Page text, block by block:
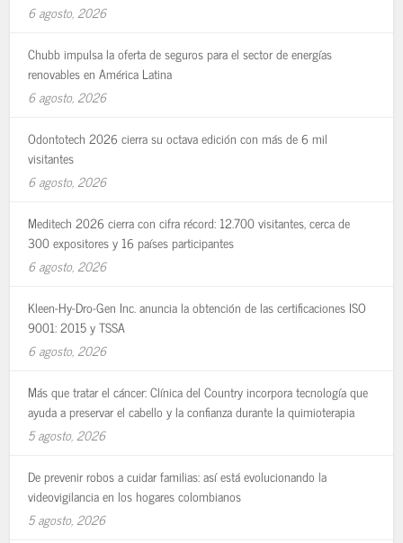
6 agosto, 2026
Chubb impulsa la oferta de seguros para el sector de energías
renovables en América Latina
6 agosto, 2026
Odontotech 2026 cierra su octava edición con más de 6 mil
visitantes
6 agosto, 2026
Meditech 2026 cierra con cifra récord: 12.700 visitantes, cerca de
300 expositores y 16 países participantes
6 agosto, 2026
Kleen-Hy-Dro-Gen Inc. anuncia la obtención de las certificaciones ISO
9001: 2015 y TSSA
6 agosto, 2026
Más que tratar el cáncer: Clínica del Country incorpora tecnología que
ayuda a preservar el cabello y la confianza durante la quimioterapia
5 agosto, 2026
De prevenir robos a cuidar familias: así está evolucionando la
videovigilancia en los hogares colombianos
5 agosto, 2026